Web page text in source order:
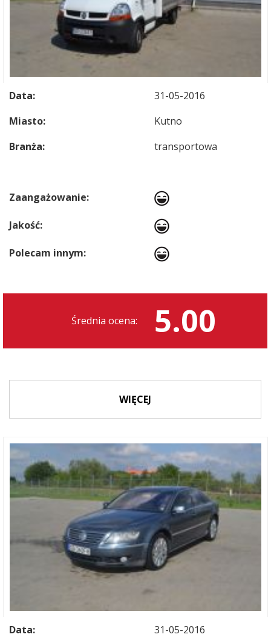
Data:
31-05-2016
Miasto:
Kutno
Branża:
transportowa
Zaangażowanie:
Jakość:
Polecam innym:
Średnia ocena: 5.00
WIĘCEJ
Data:
31-05-2016